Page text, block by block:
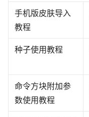
手机版皮肤导入
教程
种子使用教程
命令方块附加参
数使用教程